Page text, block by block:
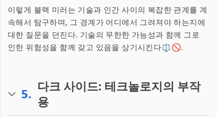
이렇게 블랙 미러는 기술과 인간 사이의 복잡한 관계를 계
속해서 탐구하며, 그 경계가 어디에서 그려져야 하는지에
대한 질문을 던진다. 기술의 무한한 가능성과 함께 그로
인한 위험성을 함께 갖고 있음을 상기시킨다⚖️🚫.
5. 다크 사이드: 테크놀로지의 부작
용